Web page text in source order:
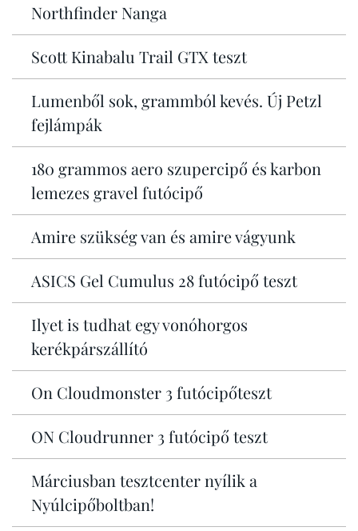
Northfinder Nanga
Scott Kinabalu Trail GTX teszt
Lumenből sok, grammból kevés. Új Petzl
fejlámpák
180 grammos aero szupercipő és karbon
lemezes gravel futócipő
Amire szükség van és amire vágyunk
ASICS Gel Cumulus 28 futócipő teszt
Ilyet is tudhat egy vonóhorgos
kerékpárszállító
On Cloudmonster 3 futócipőteszt
ON Cloudrunner 3 futócipő teszt
Márciusban tesztcenter nyílik a
Nyúlcipőboltban!